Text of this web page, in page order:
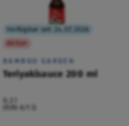
Verfügbar seit 24.07.2026
Aktion
BAMBOO GARDEN
Teriyakisauce 200 ml
(9,95 €/1 l)